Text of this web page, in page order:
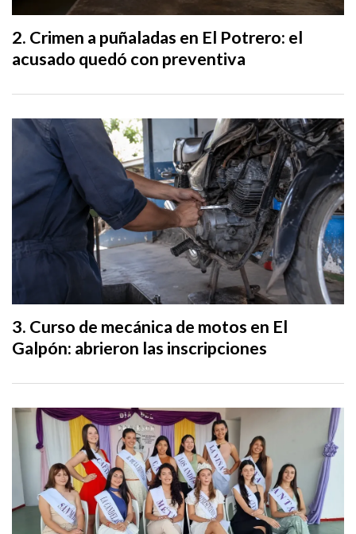
Crimen a puñaladas en El Potrero: el
acusado quedó con preventiva
Curso de mecánica de motos en El
Galpón: abrieron las inscripciones